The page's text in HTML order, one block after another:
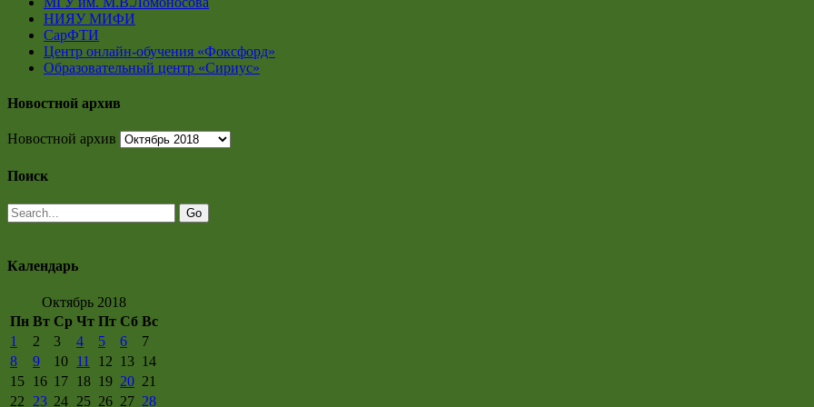
НИЯУ МИФИ
СарФТИ
Центр онлайн-обучения «Фоксфорд»
Образовательный центр «Сириус»
Новостной архив
Новостной архив
Поиск
Календарь
Октябрь 2018
Пн Вт Ср Чт Пт Сб Вс
1
2 3 4 5 6
7
8
9 10 11 12 13 14
15 16 17 18 19 20 21
22
23 24 25 26 27 28